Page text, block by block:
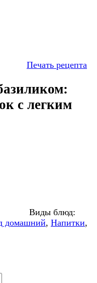
Печать рецепта
с легким
Виды блюд:
домашний, Напитки,